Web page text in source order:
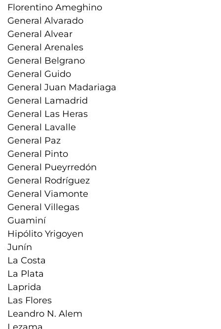
Florentino Ameghino
General Alvarado
General Alvear
General Arenales
General Belgrano
General Guido
General Juan Madariaga
General Lamadrid
General Las Heras
General Lavalle
General Paz
General Pinto
General Pueyrredón
General Rodríguez
General Viamonte
General Villegas
Guaminí
Hipólito Yrigoyen
Junín
La Costa
La Plata
Laprida
Las Flores
Leandro N. Alem